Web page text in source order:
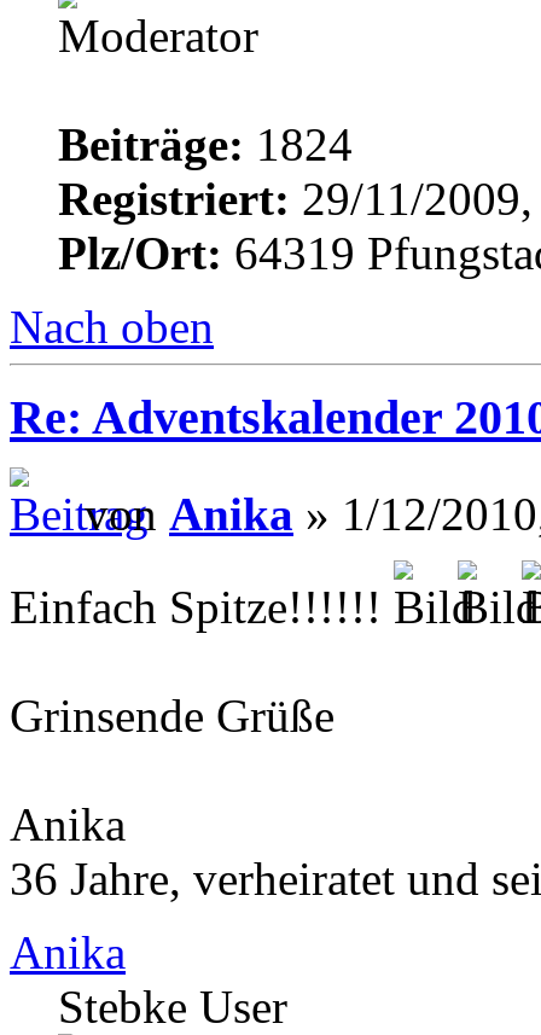
Beiträge: 1824
Registriert: 29/11/
Plz/Ort: 64319
Nach oben
Re: Adventskalender
von Anika » 1/12/
Einfach Spitze!!!!!!
Grinsende Grüße
Anika
36 Jahre, verheiratet und
Anika
Stebke User